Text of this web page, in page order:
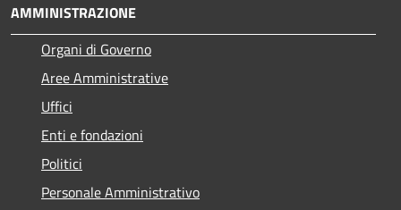
AMMINISTRAZIONE
Organi di Governo
Aree Amministrative
Uffici
Enti e fondazioni
Politici
Personale Amministrativo